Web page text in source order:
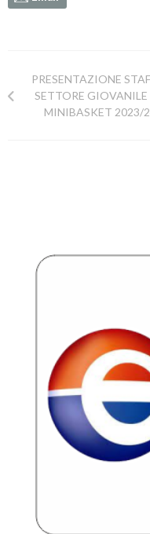
PRESENTAZIONE
SETTORE GIOVANILE
MINIBASKET 2023/